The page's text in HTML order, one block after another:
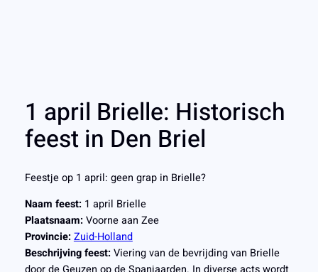
1 april Brielle: Historisch
feest in Den Briel
Feestje op 1 april: geen grap in Brielle?
Naam feest: 1 april Brielle
Plaatsnaam: Voorne aan Zee
Provincie: Zuid-Holland
Beschrijving feest: Viering van de bevrijding van Brielle